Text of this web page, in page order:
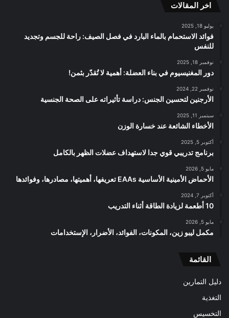
اخر المقالات
يوليو 18, 2025
فوائد الاستحمام بالماء البارد في فصل الصيف: راحة للجسم وتجديد
للنفس
نوفمبر 18, 2025
دور المغنيسيوم في بناء العضلة: أهمية لا تُقدّر بثمن!
نوفمبر 22, 2024
الأرجنين لتحسين الجنس: دراسة تأثيراته على الصحة الجنسية
سبتمبر 11, 2025
الأخطاء الشائعة عند خسارة الوزن
أكتوبر 5, 2025
برنامج تدريبي قوي جدا لاستهداف عضلات الظهر بالكامل
مايو 5, 2026
الأحماض الأمينية الأساسية EAAs تعريفها، أهميتها، مصادرها، وفوائدها
أكتوبر 7, 2024
10 أطعمة لزيادة الطاقة أثناء التدريب
مايو 5, 2026
مكمل ليبو زين، المكونات، الفوائد، الأضرار، الإستخدامات
القائمة
دليل التمارين
التغذية
التخسيس